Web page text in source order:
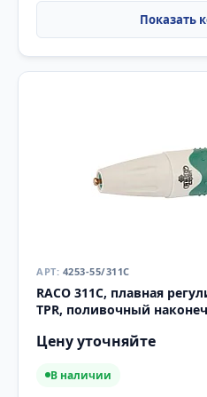
4253-55/311C
RACO 311C, плавная
TPR, поливочный
Цену уточняйте
В наличии